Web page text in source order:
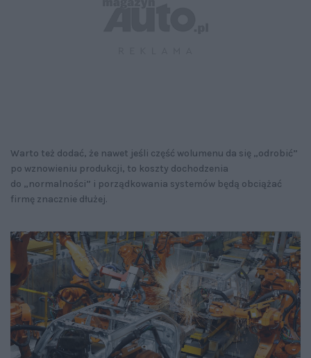
Warto też dodać, że nawet jeśli część wolumenu da się „odrobić”
po wznowieniu produkcji, to koszty dochodzenia
do „normalności” i porządkowania systemów będą obciążać
firmę znacznie dłużej.